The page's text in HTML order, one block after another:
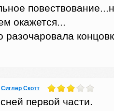
окажется...
разочаровала
Сиглер Скотт
первой части.